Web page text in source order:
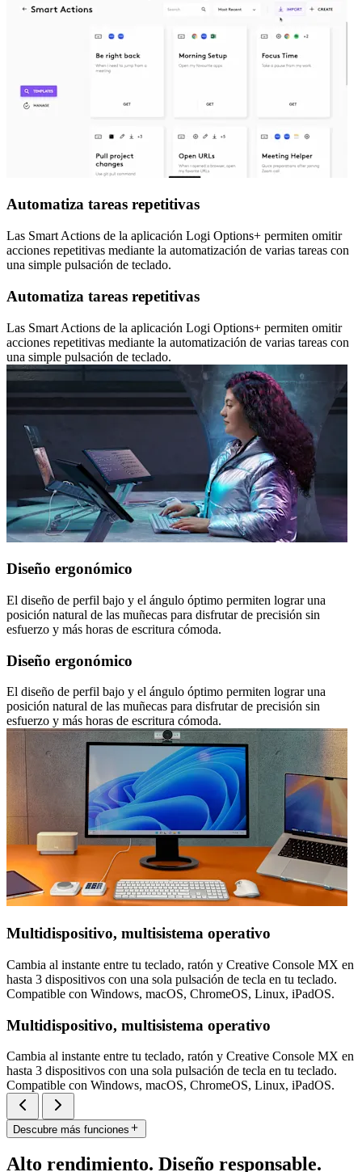
Automatiza tareas repetitivas
Las Smart Actions de la aplicación Logi Options+ permiten omitir
acciones repetitivas mediante la automatización de varias tareas con
una simple pulsación de teclado.
Automatiza tareas repetitivas
Las Smart Actions de la aplicación Logi Options+ permiten omitir
acciones repetitivas mediante la automatización de varias tareas con
una simple pulsación de teclado.
Diseño ergonómico
El diseño de perfil bajo y el ángulo óptimo permiten lograr una
posición natural de las muñecas para disfrutar de precisión sin
esfuerzo y más horas de escritura cómoda.
Diseño ergonómico
El diseño de perfil bajo y el ángulo óptimo permiten lograr una
posición natural de las muñecas para disfrutar de precisión sin
esfuerzo y más horas de escritura cómoda.
Multidispositivo, multisistema operativo
Cambia al instante entre tu teclado, ratón y Creative Console MX en
hasta 3 dispositivos con una sola pulsación de tecla en tu teclado.
Compatible con Windows, macOS, ChromeOS, Linux, iPadOS.
Multidispositivo, multisistema operativo
Cambia al instante entre tu teclado, ratón y Creative Console MX en
hasta 3 dispositivos con una sola pulsación de tecla en tu teclado.
Compatible con Windows, macOS, ChromeOS, Linux, iPadOS.
Descubre más funciones
Alto rendimiento. Diseño responsable.